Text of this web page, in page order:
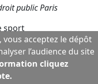
public Paris
sport
En savoir plus...
acceptez le dépôt
l’audience du site
cliquez